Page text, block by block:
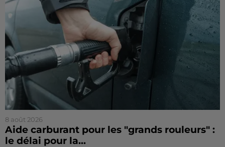
8 août 2026
Aide carburant pour les "grands rouleurs" :
le délai pour la...